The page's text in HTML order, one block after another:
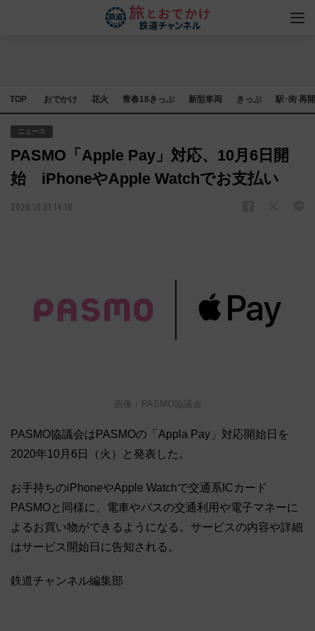
TOP おでかけ 花火 青春18きっぷ 新型車両 きっぷ 駅･街 再
ニュース
PASMO「Apple Pay」対応、10月6日開
始 iPhoneやApple Watchでお支払い
2020.10.01 14:10
画像：PASMO協議会
PASMO協議会はPASMOの「Appla Pay」対応開始日を
2020年10月6日（火）と発表した。
お手持ちのiPhoneやApple Watchで交通系ICカード
PASMOと同様に、電車やバスの交通利用や電子マネーに
よるお買い物ができるようになる。サービスの内容や詳細
はサービス開始日に告知される。
鉄道チャンネル編集部